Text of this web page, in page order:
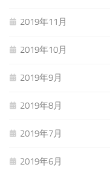
2019年11月
2019年10月
2019年9月
2019年8月
2019年7月
2019年6月